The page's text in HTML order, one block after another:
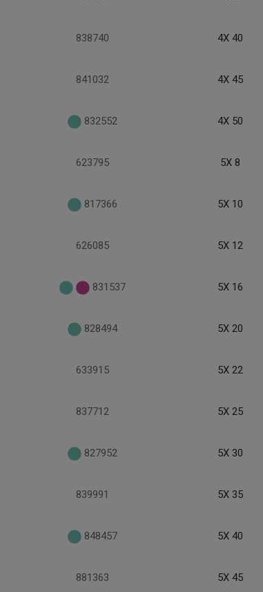
838740 4X 40
841032 4X 45
832552 4X 50
623795 5X 8
817366 5X 10
626085 5X 12
831537 5X 16
828494 5X 20
633915 5X 22
837712 5X 25
827952 5X 30
839991 5X 35
848457 5X 40
881363 5X 45